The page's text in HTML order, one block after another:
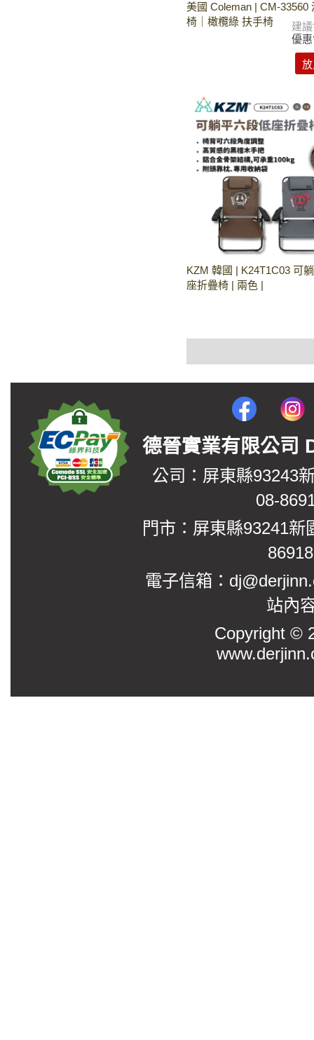
美國 Coleman | CM-33560
椅｜橄欖綠 扶手椅
建
優
KZM 韓國 | K24T1C03 可
座折疊椅 | 兩色 |
德晉實業有限公
公司：屏東縣93243
08-
門市：屏東縣93241
電子信箱：
站內
Copyright ©